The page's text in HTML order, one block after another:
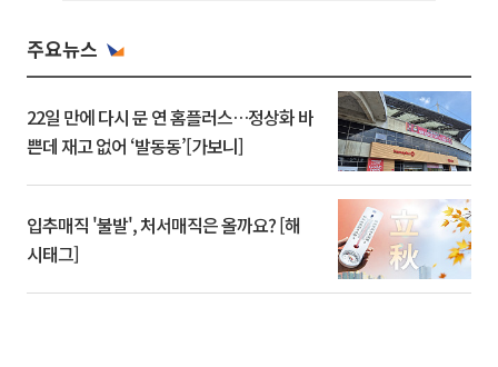
주요뉴스
22일 만에 다시 문 연 홈플러스…정상화 바
쁜데 재고 없어 ‘발동동’[가보니]
입추매직 '불발', 처서매직은 올까요? [해
시태그]